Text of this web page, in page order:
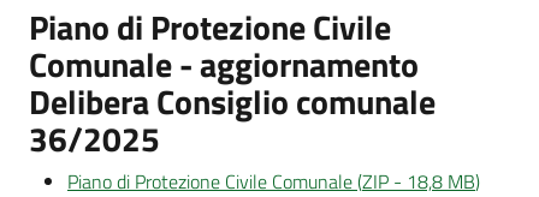
Amministrazione
Trasparente
Menu selezionato
Tutti
gli
Piano di Protezione Civile
Comunale - aggiornamento
Delibera Consiglio comunale
36/2025
Piano di Protezione Civile Comunale(ZIP - 18,8 MB)